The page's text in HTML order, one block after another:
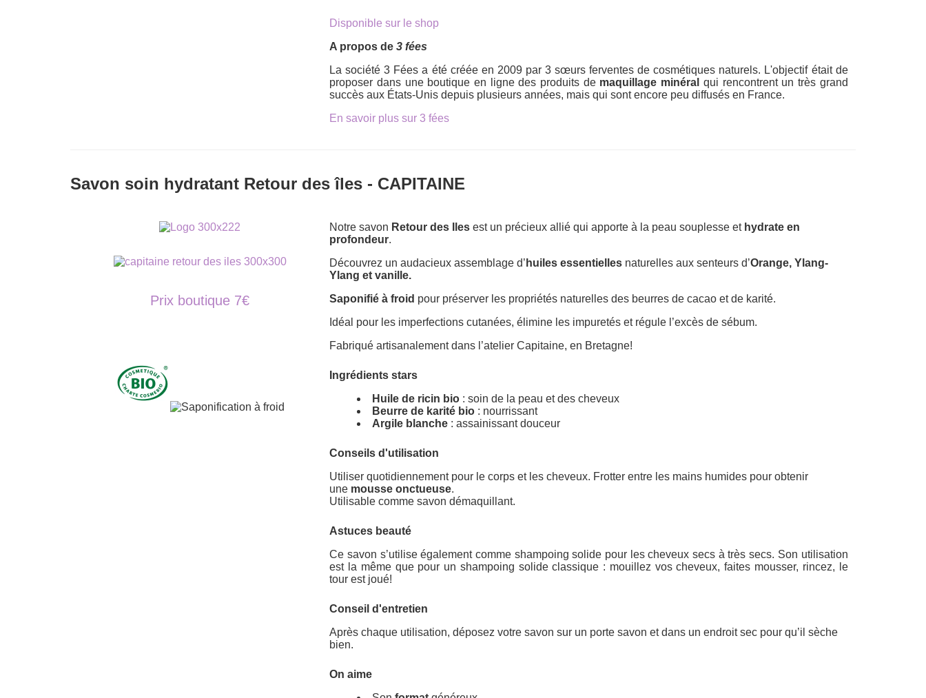
Disponible sur le shop
A propos de3 fées
La société 3 Fées a été créée en 2009 par 3 sœurs ferventes de cosmétiques naturels. L'objectif était de
proposer dans une boutique en ligne des produits demaquillage minéral qui rencontrent un très grand
succès aux États-Unis depuis plusieurs années, mais qui sont encore peu diffusés en France.
En savoir plus sur 3 fées
Savon soin hydratant Retour des îles - CAPITAINE
Prix boutique 7€
Notre savon Retour des Iles est un précieux allié qui apporte à la peausouplesse et hydrate en
profondeur.
Découvrez un audacieux assemblage d’ huiles essentielles naturelles aux senteurs d’Orange,Ylang-
Ylang et vanille.
Saponifié à froid pour préserver les propriétés naturelles des beurres de cacao et de karité.
Idéal pour les imperfections cutanées, élimine les impuretés et régule l’excès de sébum.
Fabriqué artisanalement dans l’atelier Capitaine, en Bretagne!
Ingrédients stars
Huile de ricin bio : soin de la peau et des cheveux
Beurre de karité bio : nourrissant
Argile blanche : assainissant douceur
Conseils d'utilisation
Utiliser quotidiennement pour le corps et les cheveux. Frotter entre les mains humides pour obtenir
une mousse onctueuse.
Utilisable comme savon démaquillant.
Astuces beauté
Ce savon s’utilise également comme shampoing solide pour les cheveux secs à très secs. Son utilisation
est la même que pour un shampoing solide classique : mouillez vos cheveux, faites mousser, rincez, le
tour est joué!
Conseil d'entretien
Après chaque utilisation, déposez votre savon sur un porte savon et dans un endroit sec pour qu’il sèche
bien.
On aime